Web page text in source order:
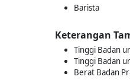
Barista
Keterangan
Tinggi Badan
Tinggi Badan
Berat Badan